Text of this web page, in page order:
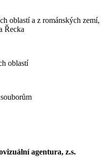
oblastí a z románských zemí,
Řecka
oblastí
agentura, z.s.